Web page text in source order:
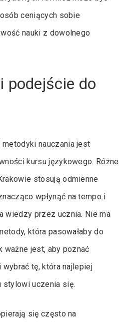
ceniących sobie
nauki z dowolnego
podejście do
nauczania jest
kursu językowego. Różne
stosują odmienne
wpłynąć na tempo i
wiedzy przez ucznia. Nie ma
która pasowałaby do
ważne jest, aby poznać
tę, która najlepiej
stylowi uczenia się.
się często na